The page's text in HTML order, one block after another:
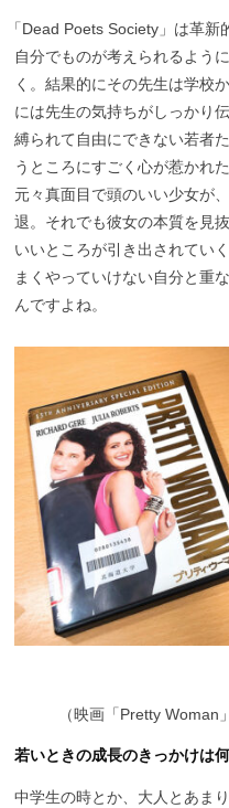
「Dead Poets Society」は革新
自分でものが考えられるよう
く。結果的にその先生は学校
には先生の気持ちがしっかり
縛られて自由にできない若者
うところにすごく心が惹かれ
元々真面目で頭のいい少女が
退。それでも彼女の本質を見
いいところが引き出されてい
まくやっていけない自分と重
んですよね。
（映画「Pretty Woman
若いときの成長のきっかけは
中学生の時とか、大人とあま